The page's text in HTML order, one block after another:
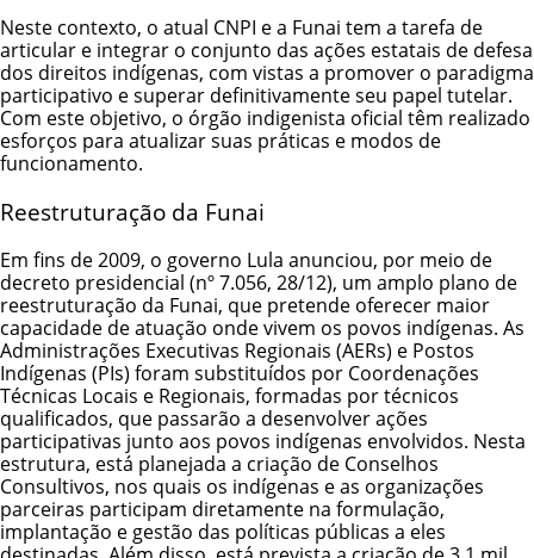
Neste contexto, o atual CNPI e a Funai tem a tarefa de
articular e integrar o conjunto das ações estatais de defesa
dos direitos indígenas, com vistas a promover o paradigma
participativo e superar definitivamente seu papel tutelar.
Com este objetivo, o órgão indigenista oficial têm realizado
esforços para atualizar suas práticas e modos de
funcionamento.
Reestruturação da Funai
Em fins de 2009, o governo Lula anunciou, por meio de
decreto presidencial (nº 7.056, 28/12), um amplo plano de
reestruturação da Funai, que pretende oferecer maior
capacidade de atuação onde vivem os povos indígenas. As
Administrações Executivas Regionais (AERs) e Postos
Indígenas (PIs) foram substituídos por Coordenações
Técnicas Locais e Regionais, formadas por técnicos
qualificados, que passarão a desenvolver ações
participativas junto aos povos indígenas envolvidos. Nesta
estrutura, está planejada a criação de Conselhos
Consultivos, nos quais os indígenas e as organizações
parceiras participam diretamente na formulação,
implantação e gestão das políticas públicas a eles